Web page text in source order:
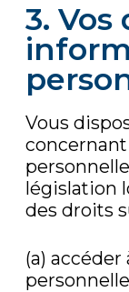
3. Vos
Vous
législation
des droits
(a)